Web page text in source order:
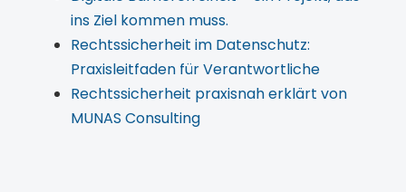
ins Ziel kommen muss.
Rechtssicherheit im Datenschutz:
Praxisleitfaden für Verantwortliche
Rechtssicherheit praxisnah erklärt von
MUNAS Consulting